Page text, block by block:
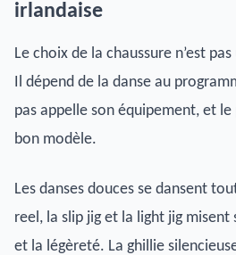
irlandaise
Le choix de la chaussure n’est
Il dépend de la danse au
pas appelle son équipement, et
bon modèle.
Les danses douces se dansent
reel, la slip jig et la light jig misent
et la légèreté. La ghillie